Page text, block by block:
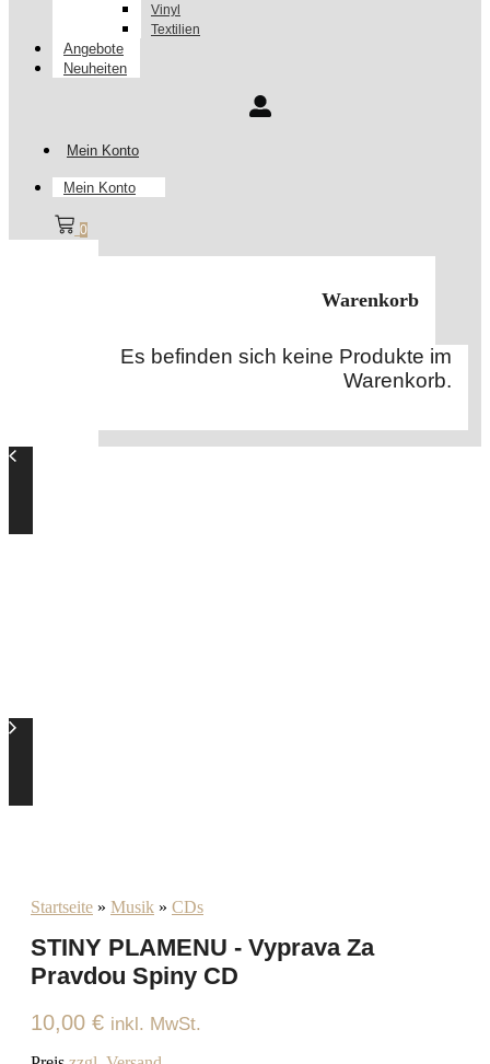
Vinyl
Textilien
Angebote
Neuheiten
Mein Konto
Mein Konto
0
Warenkorb
Es befinden sich keine Produkte im
Warenkorb.
Startseite » Musik » CDs
STINY PLAMENU - Vyprava Za
Pravdou Spiny CD
10,00 € inkl. MwSt.